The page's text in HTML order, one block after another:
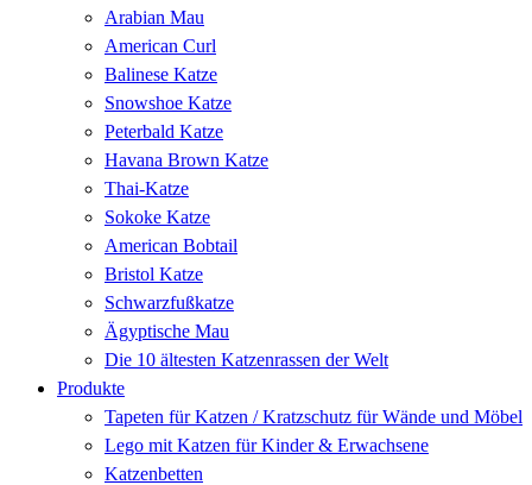
Arabian Mau
American Curl
Balinese Katze
Snowshoe Katze
Peterbald Katze
Havana Brown Katze
Thai-Katze
Sokoke Katze
American Bobtail
Bristol Katze
Schwarzfußkatze
Ägyptische Mau
Die 10 ältesten Katzenrassen der Welt
Produkte
Tapeten für Katzen / Kratzschutz für Wände und Möbel
Lego mit Katzen für Kinder & Erwachsene
Katzenbetten